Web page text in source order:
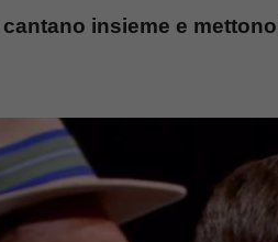
insieme e